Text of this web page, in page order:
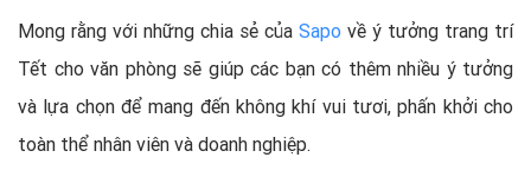
Mong rằng với những chia sẻ của Sapo về ý tưởng trang trí
Tết cho văn phòng sẽ giúp các bạn có thêm nhiều ý tưởng
và lựa chọn để mang đến không khí vui tươi, phấn khởi cho
toàn thể nhân viên và doanh nghiệp.